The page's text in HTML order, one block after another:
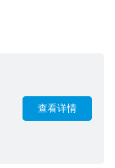
查看详情